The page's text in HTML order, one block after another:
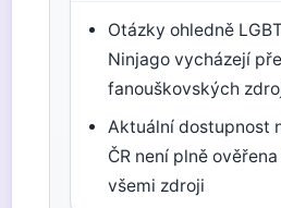
Otázky ohledně
Ninjago vycházejí
fanouškovských
Aktuální dostupnost
ČR není plně
všemi zdroji